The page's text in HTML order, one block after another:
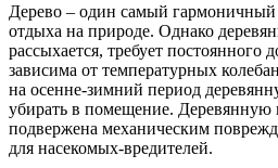
Дерево – один самый гармоничный
отдыха на природе. Однако
рассыхается, требует постоянного
зависима от температурных
на осенне-зимний период
убирать в помещение. Деревянную
подвержена механическим
для насекомых-вредителей.